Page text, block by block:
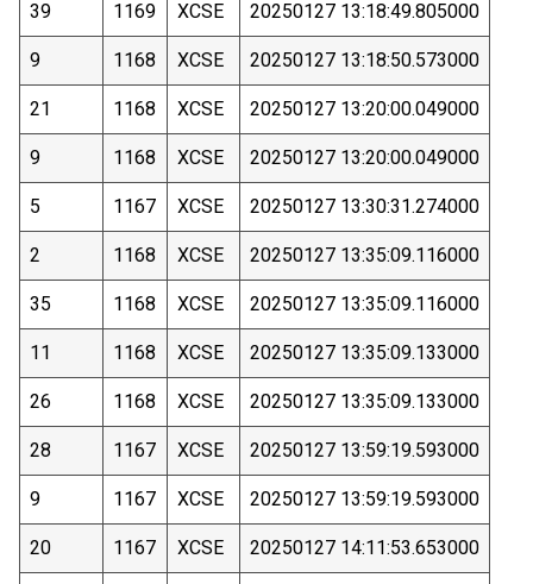
39 1169 XCSE 20250127 13:18:49.805000
9 1168 XCSE 20250127 13:18:50.573000
21 1168 XCSE 20250127 13:20:00.049000
9 1168 XCSE 20250127 13:20:00.049000
5 1167 XCSE 20250127 13:30:31.274000
2 1168 XCSE 20250127 13:35:09.116000
35 1168 XCSE 20250127 13:35:09.116000
11 1168 XCSE 20250127 13:35:09.133000
26 1168 XCSE 20250127 13:35:09.133000
28 1167 XCSE 20250127 13:59:19.593000
9 1167 XCSE 20250127 13:59:19.593000
20 1167 XCSE 20250127 14:11:53.653000